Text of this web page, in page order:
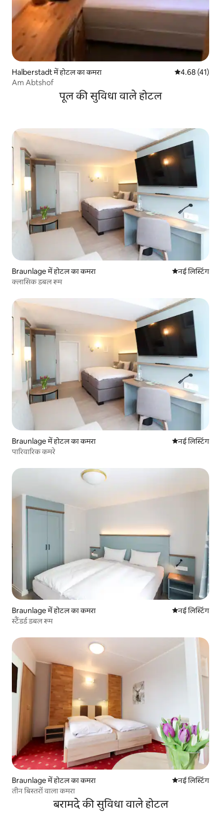
Halberstadt में होटल का कमरा औसत रेटिंग 5 में
4.68 (41)
Am Abtshof
पूल की सुविधा वाले होटल
Braunlage में होटल का कमरा ठहरने की नई
नई लिस्टिंग
क्लासिक डबल रूम
Braunlage में होटल का कमरा ठहरने की नई
नई लिस्टिंग
पारिवारिक कमरे
Braunlage में होटल का कमरा ठहरने की नई
नई लिस्टिंग
स्टैंडर्ड डबल रूम
Braunlage में होटल का कमरा ठहरने की नई
नई लिस्टिंग
तीन बिस्तरों वाला कमरा
बरामदे की सुविधा वाले होटल